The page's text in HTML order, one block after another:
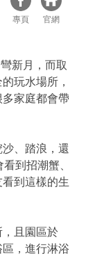
專頁 官網
新月，而取
玩水場所，
家庭都會帶
、踏浪，還
到招潮蟹、
到這樣的生
且園區於
，進行淋浴